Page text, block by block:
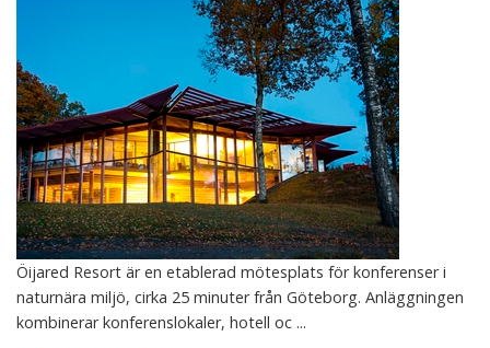
Öijared Resort är en etablerad mötesplats för konferenser i
naturnära miljö, cirka 25 minuter från Göteborg. Anläggningen
kombinerar konferenslokaler, hotell oc ...